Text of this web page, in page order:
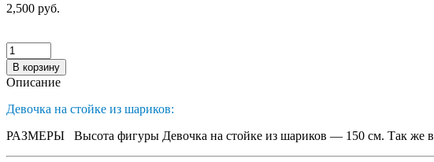
2,500 руб.
В корзину
Описание
Девочка на стойке из шариков:
РАЗМЕРЫ Высота фигуры Девочка на стойке из шариков — 150 см. Так же